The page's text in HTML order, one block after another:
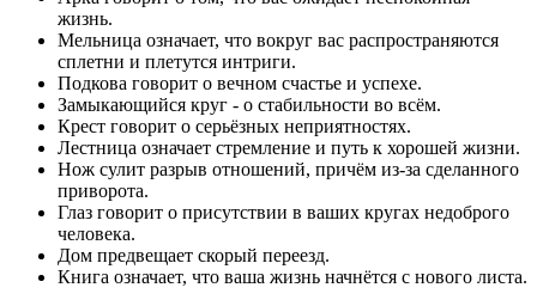
жизнь.
Мельница означает, что вокруг вас распространяются
сплетни и плетутся интриги.
Подкова говорит о вечном счастье и успехе.
Замыкающийся круг - о стабильности во всём.
Крест говорит о серьёзных неприятностях.
Лестница означает стремление и путь к хорошей жизни.
Нож сулит разрыв отношений, причём из-за сделанного
приворота.
Глаз говорит о присутствии в ваших кругах недоброго
человека.
Дом предвещает скорый переезд.
Книга означает, что ваша жизнь начнётся с нового листа.